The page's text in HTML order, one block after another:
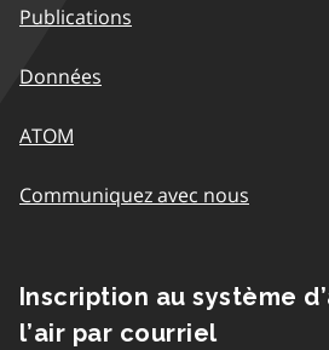
Publications
Données
ATOM
Communiquez avec nous
Inscription au système
l’air par courriel